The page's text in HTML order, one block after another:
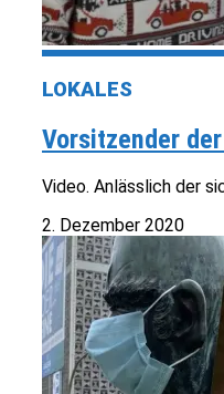
LOKALES
Vorsitzender
Video. Anlässlich der
2. Dezember 2020